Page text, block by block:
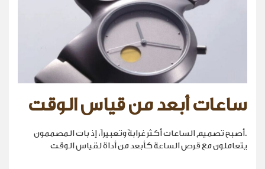
ساعات أبعد من قياس الوقت
.أصبح تصميم الساعات أكثر غرابةً وتعبيراً، إذ بات المصممون
يتعاملون مع قرص الساعة كأبعد من أداة لقياس الوقت